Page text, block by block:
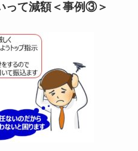
って減額＜事例③＞